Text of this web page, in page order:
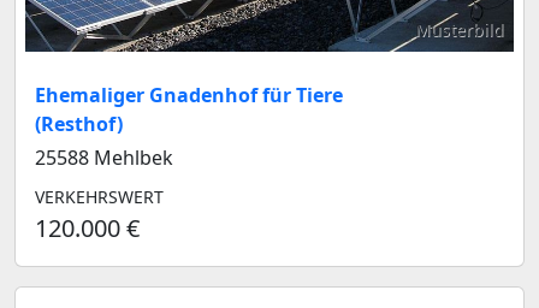
Musterbild
Ehemaliger Gnadenhof für Tiere
(Resthof)
25588 Mehlbek
VERKEHRSWERT
120.000 €